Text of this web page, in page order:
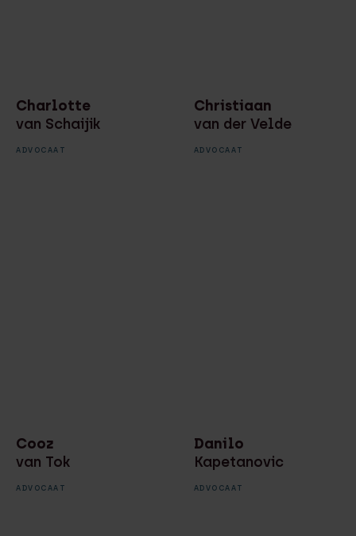
Charlotte
van Schaijik
ADVOCAAT
Christiaan
van der Velde
ADVOCAAT
Cooz
van Tok
ADVOCAAT
Danilo
Kapetanovic
ADVOCAAT